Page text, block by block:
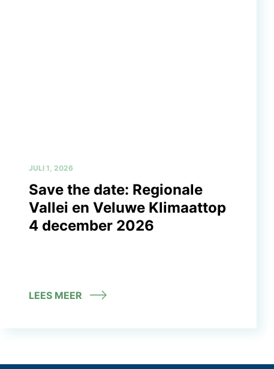
JULI 1, 2026
Save the date: Regionale
Vallei en Veluwe Klimaattop
4 december 2026
LEES MEER